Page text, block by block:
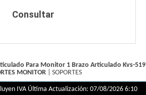
Consultar
Para Monitor 1 Brazo Articulado Kvs-519
MONITOR| SOPORTES
IVA Última Actualización: 07/08/2026 6:10